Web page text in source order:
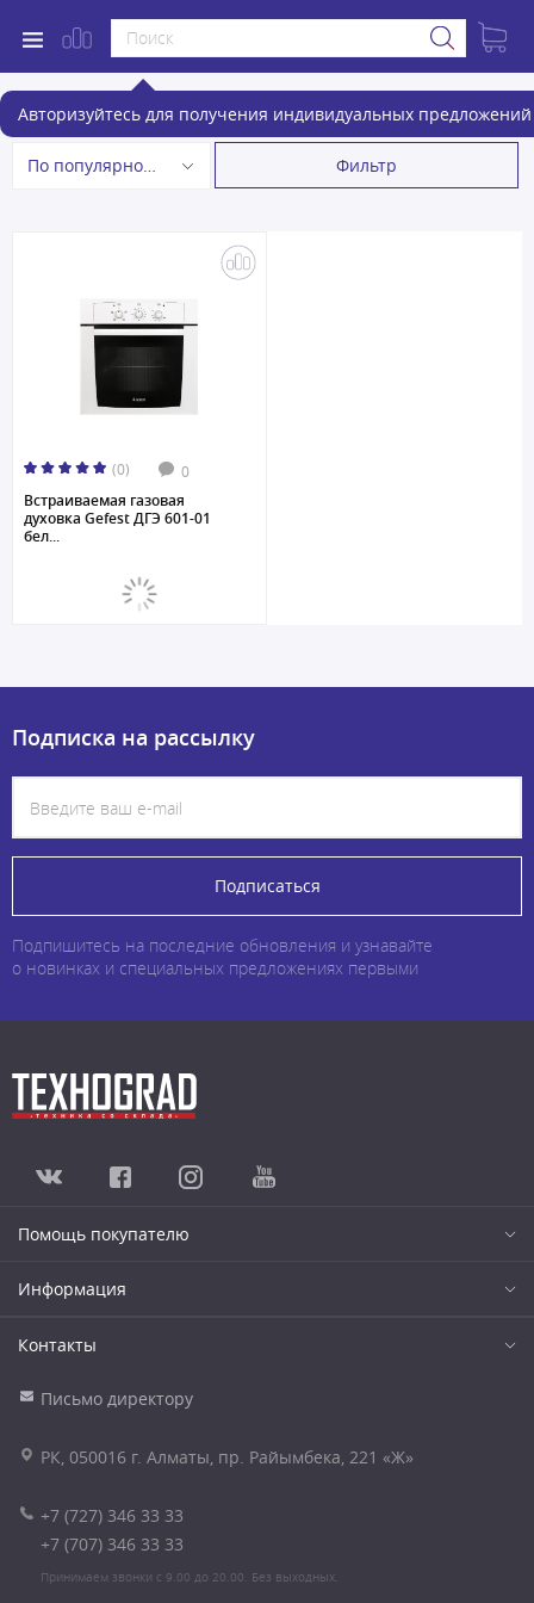
Авторизуйтесь для получения индивидуальных предложений
Газовые духовые шкафы
По популярности Фильтр
(0) 0
Встраиваемая газовая
духовка Gefest ДГЭ 601-01
бел...
Подписка на рассылку
Подписаться
Подпишитесь на последние обновления и узнавайте
о новинках и специальных предложениях первыми
Помощь покупателю
Информация
Контакты
Письмо директору
РК, 050016 г. Алматы, пр. Райымбека, 221 «Ж»
+7 (727) 346 33 33
+7 (707) 346 33 33
Принимаем звонки с 9.00 до 20.00. Без выходных.